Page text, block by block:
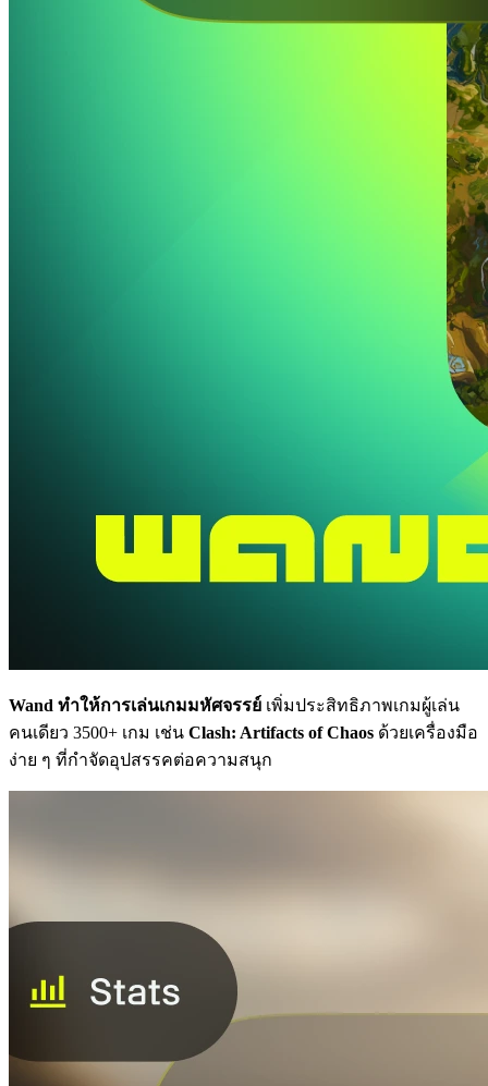
Wand ทำให้การเล่นเกมมหัศจรรย์ เพิ่มประสิทธิภาพเกมผู้เล่น
คนเดียว 3500+ เกม เช่น Clash: Artifacts of Chaos ด้วยเครื่องมือ
ง่าย ๆ ที่กำจัดอุปสรรคต่อความสนุก